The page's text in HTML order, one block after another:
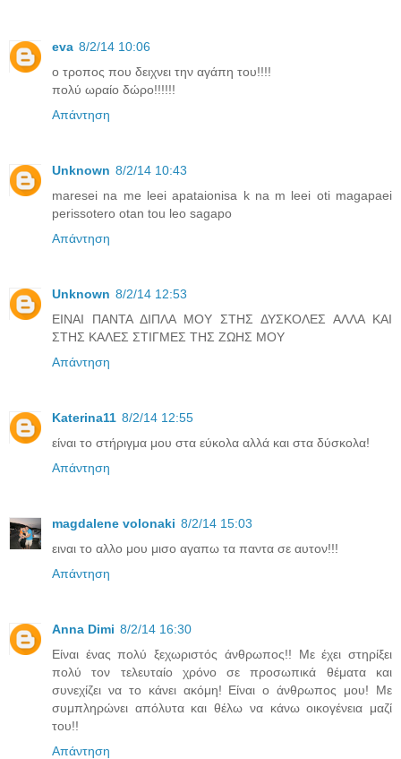
eva 8/2/14 10:06
ο τροπος που δειχνει την αγάπη του!!!!
πολύ ωραίο δώρο!!!!!!
Απάντηση
Unknown 8/2/14 10:43
maresei na me leei apataionisa k na m leei oti magapaei
perissotero otan tou leo sagapo
Απάντηση
Unknown 8/2/14 12:53
ΕΙΝΑΙ ΠΑΝΤΑ ΔΙΠΛΑ ΜΟΥ ΣΤΗΣ ΔΥΣΚΟΛΕΣ ΑΛΛΑ ΚΑΙ
ΣΤΗΣ ΚΑΛΕΣ ΣΤΙΓΜΕΣ ΤΗΣ ΖΩΗΣ ΜΟΥ
Απάντηση
Katerina11 8/2/14 12:55
είναι το στήριγμα μου στα εύκολα αλλά και στα δύσκολα!
Απάντηση
magdalene volonaki 8/2/14 15:03
ειναι το αλλο μου μισο αγαπω τα παντα σε αυτον!!!
Απάντηση
Anna Dimi 8/2/14 16:30
Είναι ένας πολύ ξεχωριστός άνθρωπος!! Με έχει στηρίξει
πολύ τον τελευταίο χρόνο σε προσωπικά θέματα και
συνεχίζει να το κάνει ακόμη! Είναι ο άνθρωπος μου! Με
συμπληρώνει απόλυτα και θέλω να κάνω οικογένεια μαζί
του!!
Απάντηση